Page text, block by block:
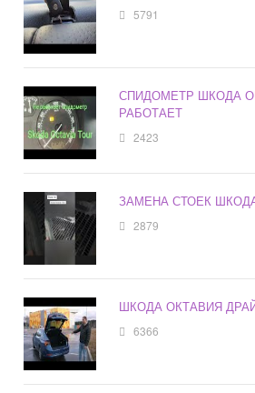
5791
СПИДОМЕТР ШКОДА
РАБОТАЕТ
2423
ЗАМЕНА СТОЕК
2879
ШКОДА ОКТАВИЯ
6366